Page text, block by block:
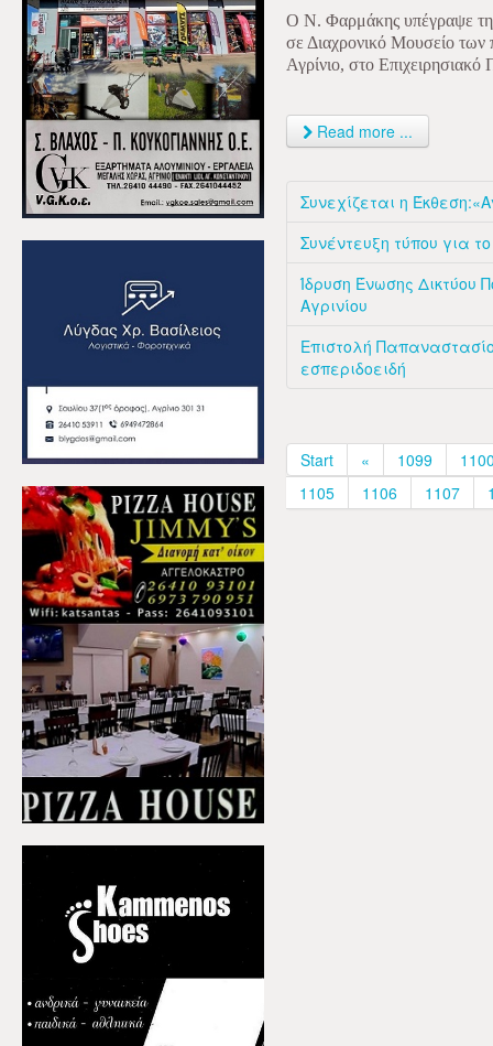
Ο Ν. Φαρμάκης υπέγραψε
σε Διαχρονικό Μουσείο
Αγρίνιο, στο
Read more ...
Συνεχίζεται η
Συνέντευξη τύπου για
Ίδρυση Ένωσης Δικτύου
Αγρινίου
Επιστολή
εσπεριδοειδή
Start « 1099
1105
1106 1107